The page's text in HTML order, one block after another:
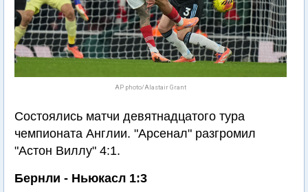
AP photo/Alastair Grant
Состоялись матчи девятнадцатого тура
чемпионата Англии. "Арсенал" разгромил
"Астон Виллу" 4:1.
Бернли - Ньюкасл 1:3